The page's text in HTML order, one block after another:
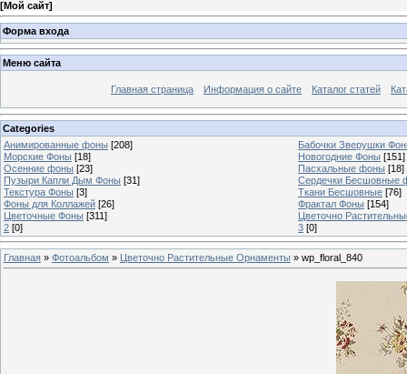
[Мой сайт]
Форма входа
Меню сайта
Главная страница Информация о сайте Каталог статей
Categories
Анимированные фоны [208]
Бабочки Зверушки
Морские Фоны [18] Новогодние Фоны [151]
Осенние фоны [23] Пасхальные фоны [18]
Пузыри Капли Дым Фоны [31]
Сердечки Бесшовные
Текстура Фоны [3] Ткани Бесшовные [76]
Фоны для Коллажей [26] Фрактал Фоны [154]
Цветочные Фоны [311]
Цветочно
2 [0] 3 [0]
Главная » Фотоальбом » Цветочно Растительные Орнаменты » wp_floral_840